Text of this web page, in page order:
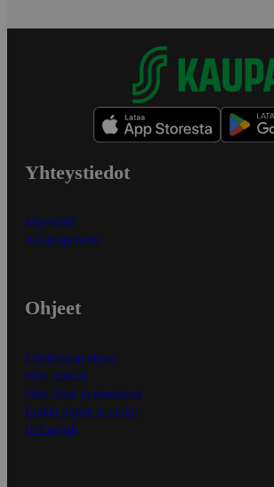
Yhteystiedot
Myymälät
Asiakaspalvelu
Ohjeet
Ensitilaajan ohjeet
Näin maksat
Näin tilaat ja muokkaat
Kaikki ohjeet ja vinkit
In English